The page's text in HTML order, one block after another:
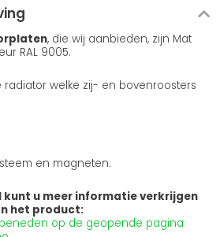
, die wij aanbieden, zijn Mat
RAL 9005.
radiator welke zij- en bovenroosters
en magneten.
u meer informatie verkrijgen
het product:
op de geopende pagina